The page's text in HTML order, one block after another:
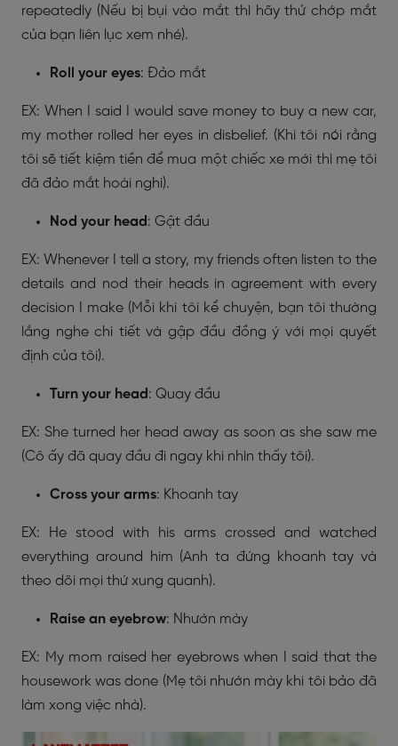
repeatedly (Nếu bị bụi vào mắt thì hãy thử chớp mắt
của bạn liên lục xem nhé).
Roll your eyes: Đảo mắt
EX: When I said I would save money to buy a new car,
my mother rolled her eyes in disbelief. (Khi tôi nói rằng
tôi sẽ tiết kiệm tiền để mua một chiếc xe mới thì mẹ tôi
đã đảo mắt hoài nghi).
Nod your head: Gật đầu
EX: Whenever I tell a story, my friends often listen to the
details and nod their heads in agreement with every
decision I make (Mỗi khi tôi kể chuyện, bạn tôi thường
lắng nghe chi tiết và gập đầu đồng ý với mọi quyết
định của tôi).
Turn your head: Quay đầu
EX: She turned her head away as soon as she saw me
(Cô ấy đã quay đầu đi ngay khi nhìn thấy tôi).
Cross your arms: Khoanh tay
EX: He stood with his arms crossed and watched
everything around him (Anh ta đứng khoanh tay và
theo dõi mọi thứ xung quanh).
Raise an eyebrow: Nhướn mày
EX: My mom raised her eyebrows when I said that the
housework was done (Mẹ tôi nhướn mày khi tôi bảo đã
làm xong việc nhà).